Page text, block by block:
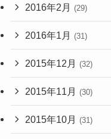
2016年2月 (29)
2016年1月 (31)
2015年12月 (32)
2015年11月 (30)
2015年10月 (31)